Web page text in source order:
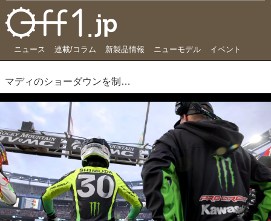
ニュース 連載/コラム 新製品情報 ニューモデル イベント
マディのショーダウンを制したのは―― カワサキUSA版 2023 AMAスーパークロス第14戦イーストラザフォード